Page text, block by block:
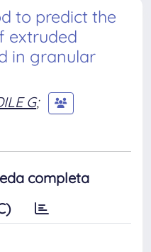
to predict the
extruded
in granular
G;
completa